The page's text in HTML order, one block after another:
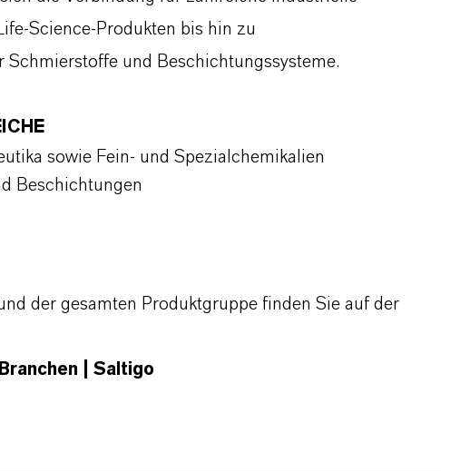
Science-Produkten bis hin zu
und Beschichtungssysteme.
sowie Fein- und Spezialchemikalien
Beschichtungen
der gesamten Produktgruppe finden Sie auf der
| Saltigo